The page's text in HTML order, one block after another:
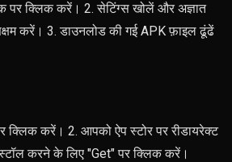
पर क्लिक करें। 2. सेटिंग्स खोलें और अज्ञात
करें। 3. डाउनलोड की गई APK फ़ाइल ढूंढें
क्लिक करें। 2. आपको ऐप स्टोर पर रीडायरेक्ट
करने के लिए "Get" पर क्लिक करें।